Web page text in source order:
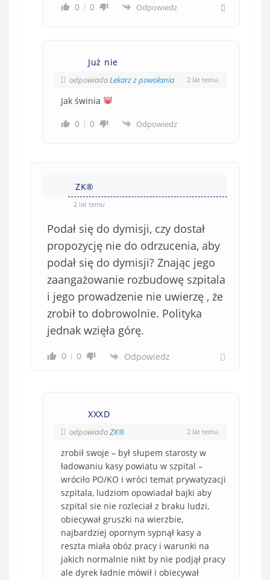
0 0 Odpowiedz
Już nie
odpowiadaLekarz z powołania 2 lat temu
Jak świnia
0
0 Odpowiedz
ZK®️
2 lat temu
Podał się do dymisji, czy dostał
propozycję nie do odrzucenia, aby
podał się do dymisji? Znając jego
zaangażowanie rozbudowę szpitala
i jego prowadzenie nie uwierzę , że
zrobił to dobrowolnie. Polityka
jednak wzięła górę.
0 0 Odpowiedz
XXXD
odpowiadaZK®️ 2 lat temu
zrobił swoje – był słupem starosty w
ładowaniu kasy powiatu w szpital –
wróciło PO/KO i wróci temat prywatyzacji
szpitala, ludziom opowiadał bajki aby
szpital sie nie rozleciał z braku ludzi,
obiecywał gruszki na wierzbie,
najbardziej opornym sypnął kasy a
reszta miała obóz pracy i warunki na
jakich normalnie nikt by nie podjął pracy
ale dyrek ładnie mówił i obiecywał